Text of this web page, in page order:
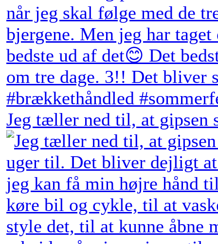
Jeg tæller ned til, at gipsen